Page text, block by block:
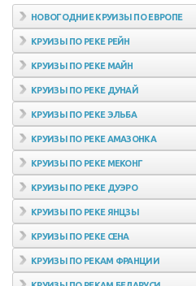
НОВОГОДНИЕ КРУИЗЫ ПО ЕВРОПЕ
КРУИЗЫ ПО РЕКЕ РЕЙН
КРУИЗЫ ПО РЕКЕ МАЙН
КРУИЗЫ ПО РЕКЕ ДУНАЙ
КРУИЗЫ ПО РЕКЕ ЭЛЬБА
КРУИЗЫ ПО РЕКЕ АМАЗОНКА
КРУИЗЫ ПО РЕКЕ МЕКОНГ
КРУИЗЫ ПО РЕКЕ ДУЭРО
КРУИЗЫ ПО РЕКЕ ЯНЦЗЫ
КРУИЗЫ ПО РЕКЕ СЕНА
КРУИЗЫ ПО РЕКАМ ФРАНЦИИ